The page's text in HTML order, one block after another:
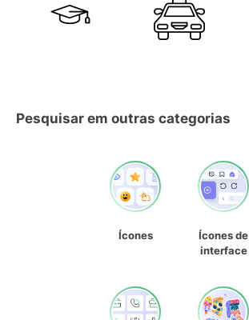
Pesquisar em outras categorias
Ícones
Ícones de
interface